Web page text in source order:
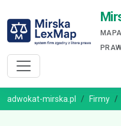
adwokat-mirska.pl Firmy